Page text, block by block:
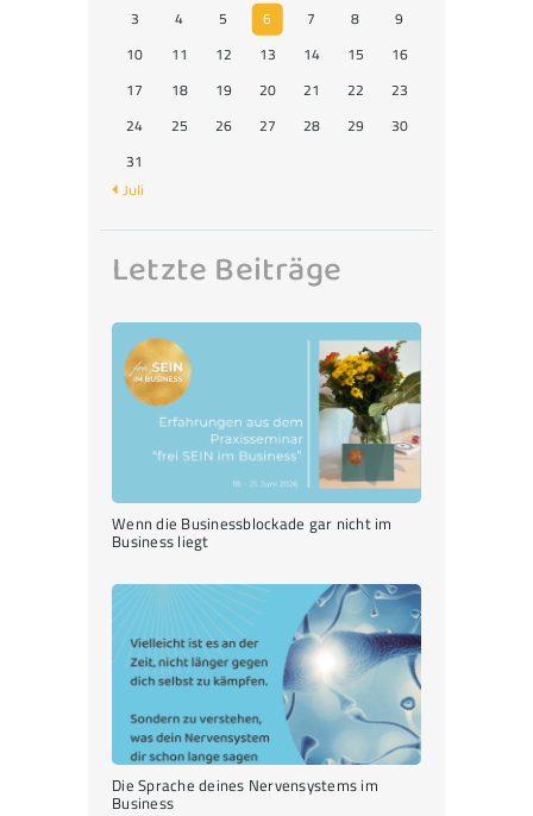
3
4 5 6 7 8
9
10
11 12 13 14 15
16
17
18 19 20 21 22
23
24
25 26 27 28 29
30
31
« Juli
Letzte Beiträge
Wenn die Businessblockade gar nicht im
Business liegt
Die Sprache deines Nervensystems im
Business